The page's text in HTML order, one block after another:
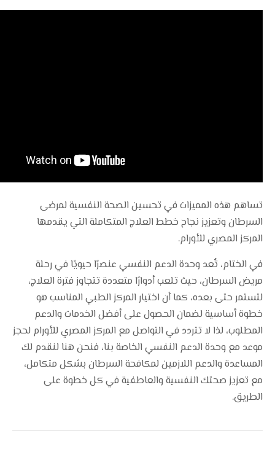
تساهم هذه المميزات في تحسين الصحة النفسية لمرضى
السرطان وتعزيز نجاح خطط العلاج المتكاملة التي يقدمها
المركز المصري للأورام.
في الختام، تُعد وحدة الدعم النفسي عنصرًا حيويًا في رحلة
مريض السرطان، حيث تلعب أدوارًا متعددة تتجاوز فترة العلاج،
لتستمر حتى بعده، كما أن اختيار المركز الطبي المناسب هو
خطوة أساسية لضمان الحصول على أفضل الخدمات والدعم
المطلوب، لذا لا تتردد في التواصل مع المركز المصري للأورام لحجز
موعد مع وحدة الدعم النفسي الخاصة بنا، فنحن هنا لنقدم لك
المساعدة والدعم اللازمين لمكافحة السرطان بشكل متكامل،
مع تعزيز صحتك النفسية والعاطفية في كل خطوة على
الطريق.